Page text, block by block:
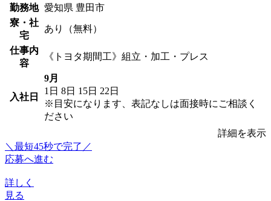
勤務地 愛知県 豊田市
寮・社
宅
あり（無料）
仕事内
容
《トヨタ期間工》組立・加工・プレス
入社日
9月
1日 8日 15日 22日
※目安になります、表記なしは面接時にご相談く
ださい
詳細を表示
＼最短45秒で完了／
応募へ進む
詳しく
見る